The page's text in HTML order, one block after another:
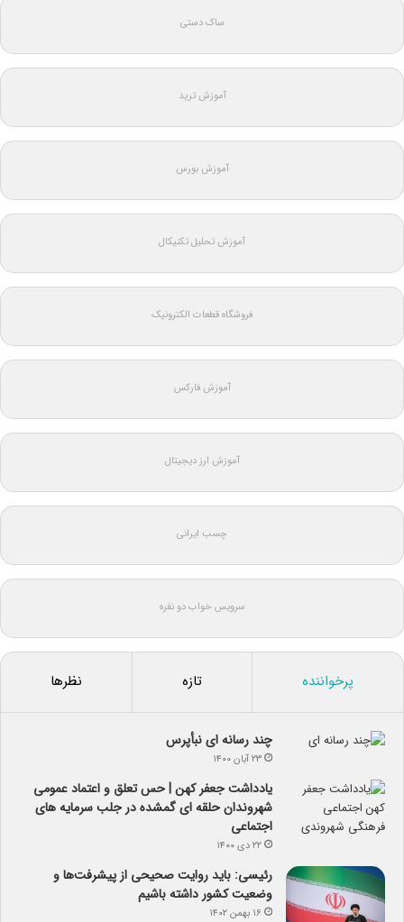
ساک دستی
آموزش ترید
آموزش بورس
آموزش تحلیل تکنیکال
فروشگاه قطعات الکترونیک
آموزش فارکس
آموزش ارز دیجیتال
چسب ایرانی
سرویس خواب دو نفره
پرخواننده تازه نظرها
چند رسانه ای نبأپرس
۲۳ آبان ۱۴۰۰
یادداشت جعفر کهن | حس تعلق و اعتماد عمومی
شهروندان حلقه ای گمشده در جلب سرمایه های
اجتماعی
۲۲ دی ۱۴۰۰
رئیسی: باید روایت صحیحی از پیشرفت‌ها و
وضعیت کشور داشته باشیم
۱۶ بهمن ۱۴۰۲